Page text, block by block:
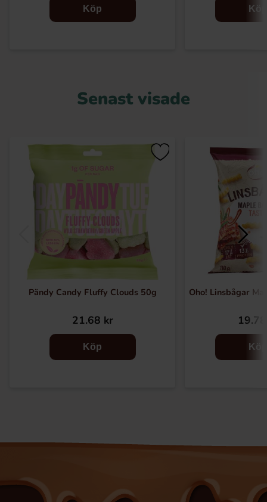
Köp Köp
Senast visade
Pändy Candy Fluffy Clouds 50g
21.68 kr
Köp
Oho! Linsbågar
Köp